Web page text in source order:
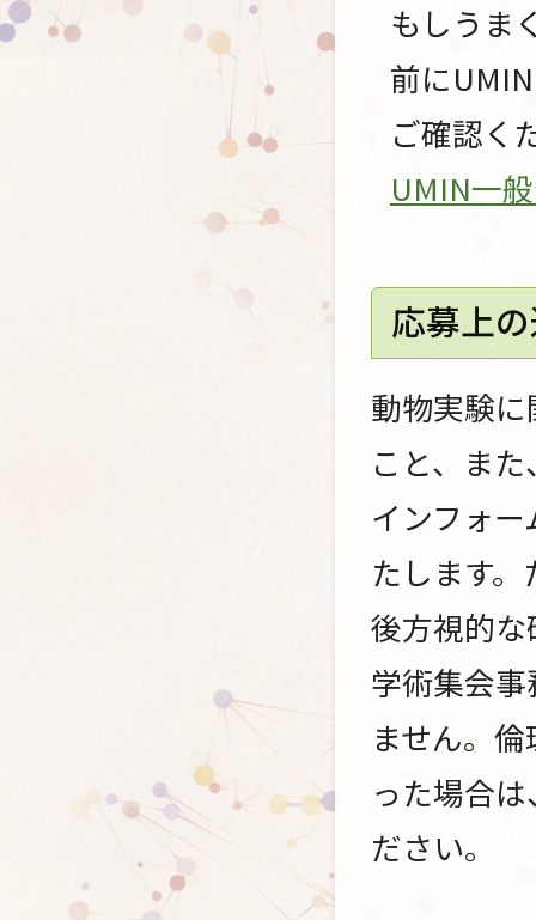
もしうま
前に
ご確認く
UMIN一
応募上
動物実験
こと、ま
インフォ
たします
後方視的
学術集会
ません。
った場合
ださい。